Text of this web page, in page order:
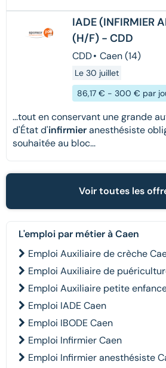
IADE (INFIRMIER
(H/F) - CDD
CDD• Caen (14)
Le 30 juillet
86,17 € - 300 € par
...tout en conservant une grande
d'État d'infirmieranesthésiste
souhaitée au bloc...
Voir toutes les
L'emploi par métier à Caen
Emploi Auxiliaire de crèche
Emploi Auxiliaire de
Emploi Auxiliaire petite
Emploi IADE Caen
Emploi IBODE Caen
Emploi Infirmier Caen
Emploi Infirmier anesthésiste